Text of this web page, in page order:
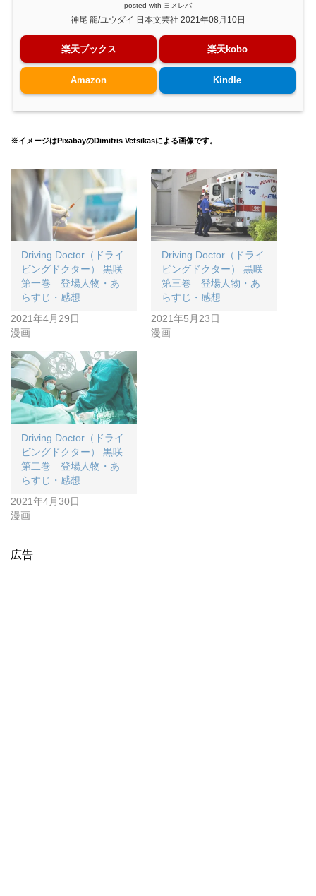
posted with ヨメレバ
神尾 龍/ユウダイ 日本文芸社 2021年08月10日
楽天ブックス 楽天kobo
Amazon Kindle
※イメージはPixabayのDimitris Vetsikasによる画像です。
Driving Doctor（ドライ
ビングドクター） 黒咲
第一巻 登場人物・あ
らすじ・感想
2021年4月29日
漫画
Driving Doctor（ドライ
ビングドクター） 黒咲
第三巻 登場人物・あ
らすじ・感想
2021年5月23日
漫画
Driving Doctor（ドライ
ビングドクター） 黒咲
第二巻 登場人物・あ
らすじ・感想
2021年4月30日
漫画
広告